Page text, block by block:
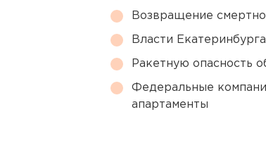
Возвращение
Власти
Ракетную опасность
Федеральные
апартаменты